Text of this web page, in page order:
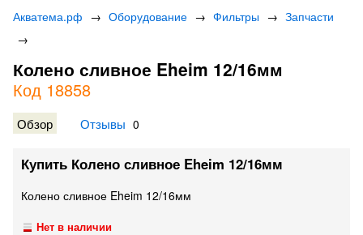
Акватема.рф → Оборудование → Фильтры → Запчасти
→
Колено сливное Eheim 12/16мм
Код 18858
Обзор Отзывы 0
Купить Колено сливное Eheim 12/16мм
Колено сливное Eheim 12/16мм
Нет в наличии